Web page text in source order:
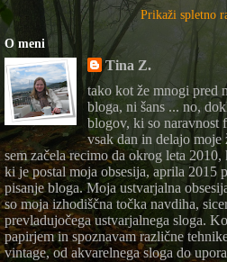
Prikaži spletno
O meni
Tina Z.
tako kot že mnogi pred
bloga, ni šans ... no,
blogov, ki so naravnost
vsak dan in delajo
sem začela recimo da okrog leta
ki je postal moja obsesija, aprila 2015
pisanje bloga. Moja ustvarjalna
so moja izhodiščna točka navdiha,
prevladujočega ustvarjalnega sloga.
papirjem in spoznavam različne
vintage, od akvarelnega sloga do